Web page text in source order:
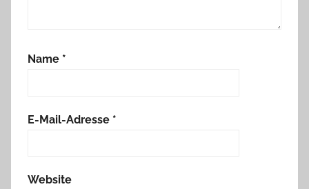
Name *
E-Mail-Adresse *
Website